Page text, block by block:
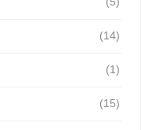
(14)
(1)
(15)